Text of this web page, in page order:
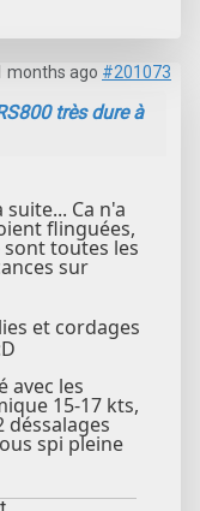
months ago #201073
très dure à
Ca n'a
flinguées,
sont toutes les
sur
et cordages
avec les
15-17 kts,
spi pleine